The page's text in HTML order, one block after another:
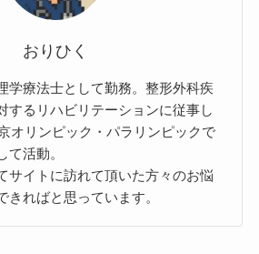
おりひく
学療法士として勤務。整形外科疾
するリハビリテーションに従事し
オリンピック・パラリンピックで
て活動。
サイトに訪れて頂いた方々のお悩
きればと思っています。